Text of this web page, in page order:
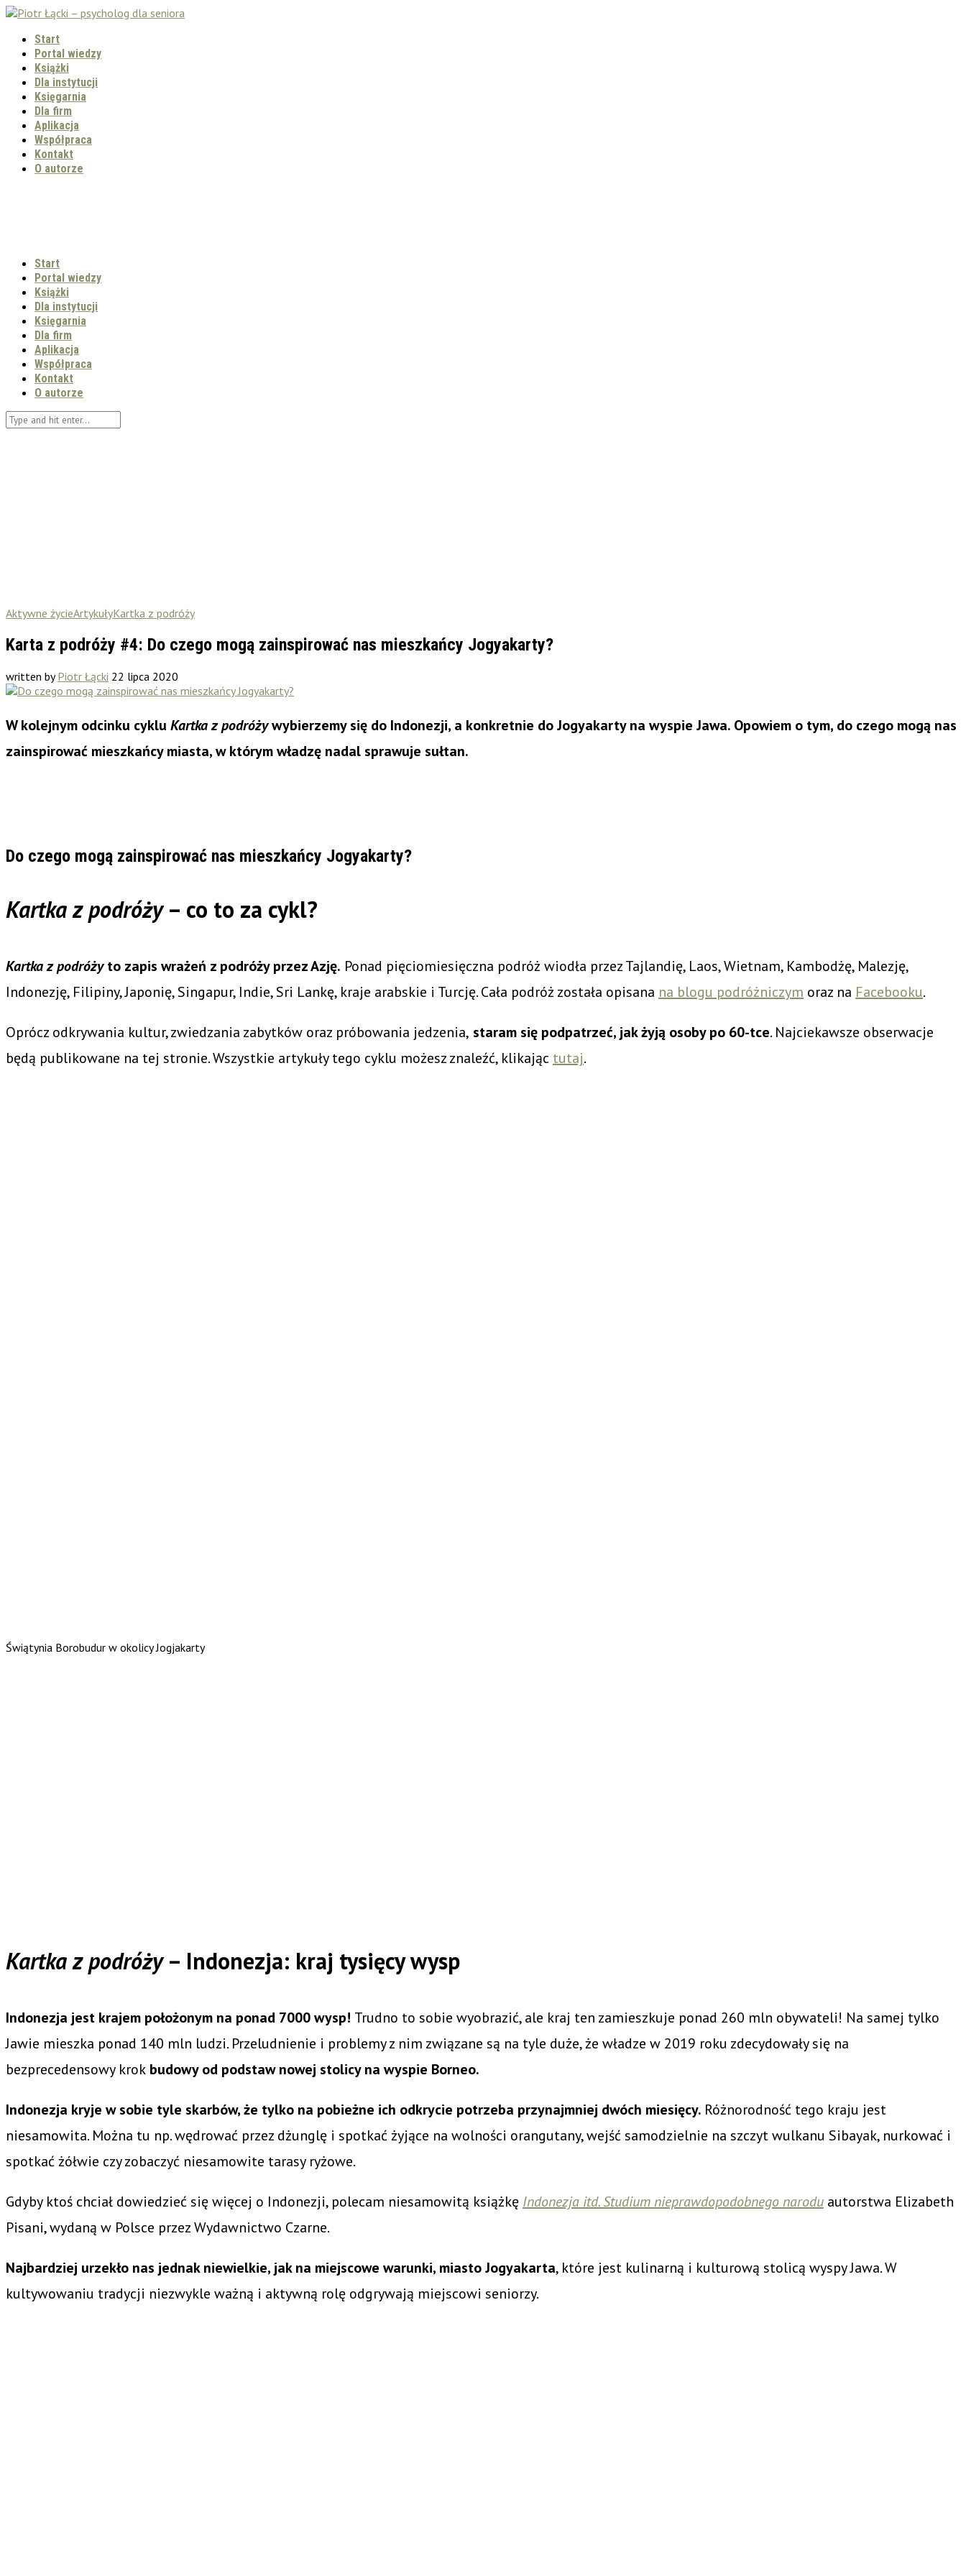
Start
Portal wiedzy
Książki
Dla instytucji
Księgarnia
Dla firm
Aplikacja
Współpraca
Kontakt
O autorze
Start
Portal wiedzy
Książki
Dla instytucji
Księgarnia
Dla firm
Aplikacja
Współpraca
Kontakt
O autorze
Aktywne życieArtykułyKartka z podróży
Karta z podróży #4: Do czego mogą zainspirować nas mieszkańcy Jogyakarty?
written byPiotr Łącki 22 lipca 2020
W kolejnym odcinku cyklu Kartka z podróżywybierzemy się do Indonezji, a konkretnie do Jogyakarty na wyspie Jawa. Opowiem o tym, do czego mogą nas
zainspirować mieszkańcy miasta, w którym władzę nadal sprawuje sułtan.
Do czego mogą zainspirować nas mieszkańcy Jogyakarty?
Kartka z podróży– co to za cykl?
Kartka z podróżyto zapis wrażeń z podróży przez Azję. Ponad pięciomiesięczna podróż wiodła przez Tajlandię, Laos, Wietnam, Kambodżę, Malezję,
Indonezję, Filipiny, Japonię, Singapur, Indie, Sri Lankę, kraje arabskie i Turcję. Cała podróż została opisana na blogu podróżniczym oraz na Facebooku.
Oprócz odkrywania kultur, zwiedzania zabytków oraz próbowania jedzenia, staram się podpatrzeć, jak żyją osoby po 60-tce. Najciekawsze obserwacje
będą publikowane na tej stronie. Wszystkie artykuły tego cyklu możesz znaleźć, klikając tutaj.
Świątynia Borobudur w okolicy Jogjakarty
Kartka z podróży– Indonezja: kraj tysięcy wysp
Indonezja jest krajem położonym na ponad 7000 wysp! Trudno to sobie wyobrazić, ale kraj ten zamieszkuje ponad 260 mln obywateli! Na samej tylko
Jawie mieszka ponad 140 mln ludzi. Przeludnienie i problemy z nim związane są na tyle duże, że władze w 2019 roku zdecydowały się na
bezprecedensowy krok budowy od podstaw nowej stolicy na wyspie Borneo.
Indonezja kryje w sobie tyle skarbów, że tylko na pobieżne ich odkrycie potrzeba przynajmniej dwóch miesięcy. Różnorodność tego kraju jest
niesamowita. Można tu np. wędrować przez dżunglę i spotkać żyjące na wolności orangutany, wejść samodzielnie na szczyt wulkanu Sibayak, nurkować i
spotkać żółwie czy zobaczyć niesamowite tarasy ryżowe.
Gdyby ktoś chciał dowiedzieć się więcej o Indonezji, polecam niesamowitą książkę Indonezja itd. Studium nieprawdopodobnego narodu autorstwa Elizabeth
Pisani, wydaną w Polsce przez Wydawnictwo Czarne.
Najbardziej urzekło nas jednak niewielkie, jak na miejscowe warunki, miasto Jogyakarta, które jest kulinarną i kulturową stolicą wyspy Jawa. W
kultywowaniu tradycji niezwykle ważną i aktywną rolę odgrywają miejscowi seniorzy.